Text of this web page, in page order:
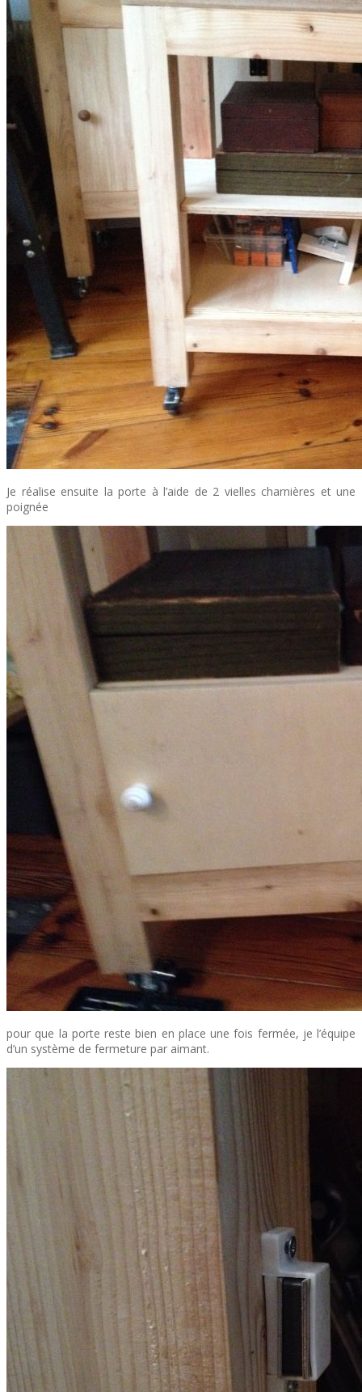
Je réalise ensuite la porte à l’aide de 2 vielles charnières et une
poignée
pour que la porte reste bien en place une fois fermée, je l’équipe
d’un système de fermeture par aimant.